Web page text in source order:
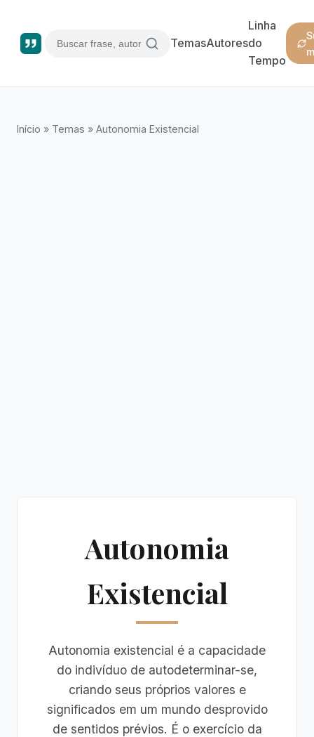
TemasAutores
Linha
do
Tempo
Início » Temas » Autonomia Existencial
Autonomia
Existencial
Autonomia existencial é a capacidade
do indivíduo de autodeterminar-se,
criando seus próprios valores e
significados em um mundo desprovido
de sentidos prévios. É o exercício da